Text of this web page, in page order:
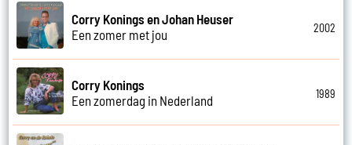
Corry Konings en Johan Heuser
Een zomer met jou
2002
Corry Konings
Een zomerdag in Nederland
1989